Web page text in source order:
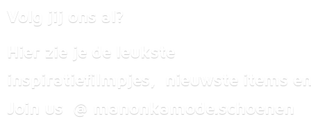
Volg jij ons al?
Hier zie je de leukste
inspiratiefilmpjes, nieuwste items
Join us @ manonkamode.schoenen